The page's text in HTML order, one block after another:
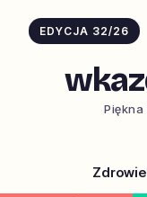
EDYCJA 32/26
Zdrowie